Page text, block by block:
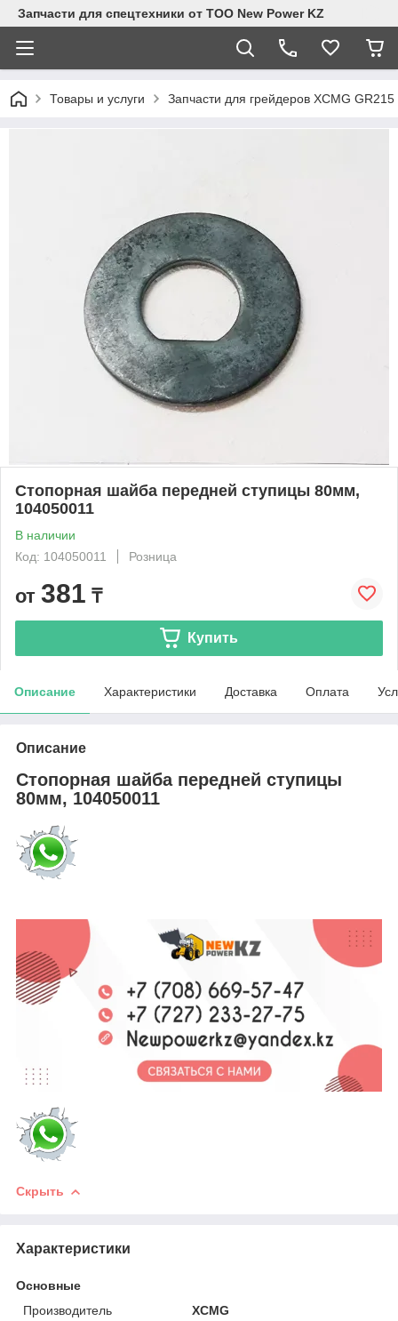
Запчасти для спецтехники от ТОО New Power KZ
Товары и услуги Запчасти для грейдеров XCMG
Стопорная шайба передней ступицы 80мм,
104050011
В наличии
Код: 104050011
Розница
от 381 ₸
Купить
Описание Характеристики Доставка Оплата
Описание
Стопорная шайба передней ступицы
80мм, 104050011
Скрыть
Характеристики
Основные
Производитель
XCMG